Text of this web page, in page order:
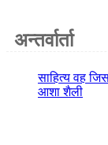
अन्तर्वार्ता
साहित्य वह
आशा शैली